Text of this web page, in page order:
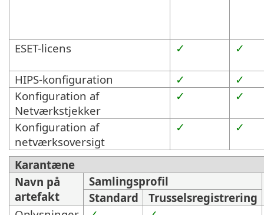
ESET-licens ✓ ✓
HIPS-konfiguration ✓
✓
Konfiguration af
Netværkstjekker
✓ ✓
Konfiguration af
netværksoversigt
✓ ✓
Karantæne
Navn på
artefakt
Samlingsprofil
Standard
Trusselsregistrering